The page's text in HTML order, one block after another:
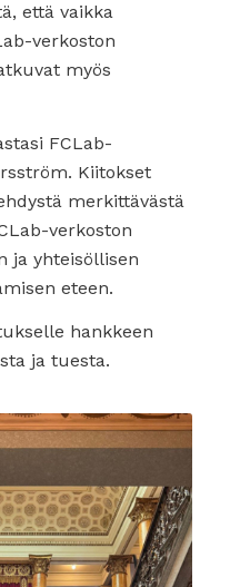
että vaikka
verkoston
myös
FCLab-
Kiitokset
merkittävästä
verkoston
ja yhteisöllisen
eteen.
hankkeen
ja tuesta.